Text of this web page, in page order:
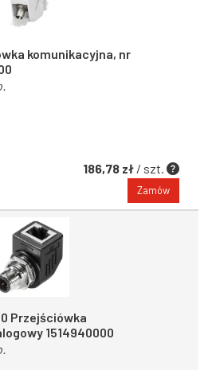
komunikacyjna, nr
186,78 zł / szt.
Zamów
Przejściówka
1514940000